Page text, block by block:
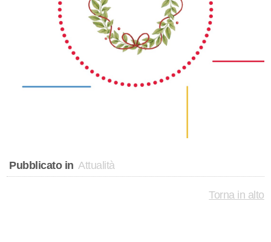
Pubblicato in Attualità
Torna in alto